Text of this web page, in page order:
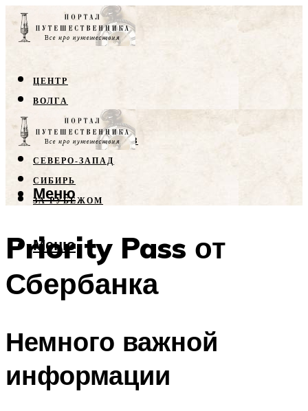
ЦЕНТР
ВОЛГА
КРЫМ
СЕВЕРНЫЙ КАВКАЗ
СЕВЕРО-ЗАПАД
СИБИРЬ
ЗА РУБЕЖОМ
Меню
Меню
Priority Pass от
Сбербанка
Немного важной
информации